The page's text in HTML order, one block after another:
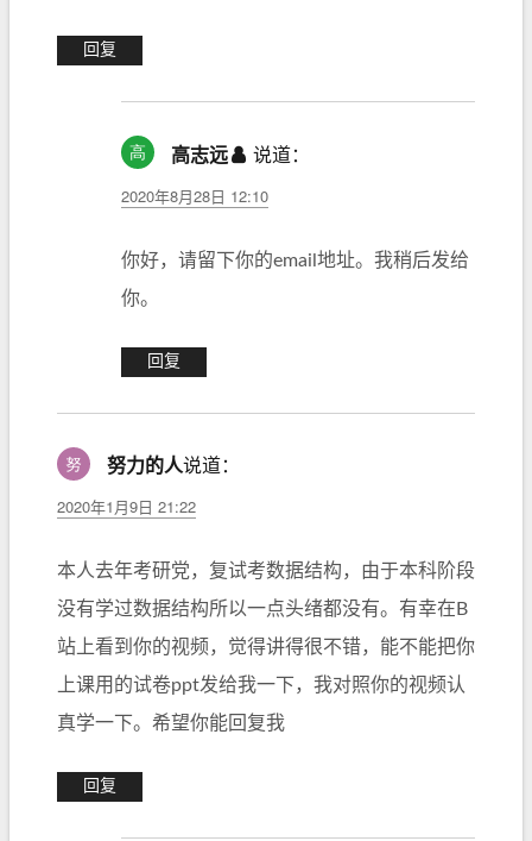
回复
高志远 说道：
2020年8月28日 12:10
你好，请留下你的email地址。我稍后发给
你。
回复
努力的人说道：
2020年1月9日 21:22
本人去年考研党，复试考数据结构，由于本科阶段
没有学过数据结构所以一点头绪都没有。有幸在B
站上看到你的视频，觉得讲得很不错，能不能把你
上课用的试卷ppt发给我一下，我对照你的视频认
真学一下。希望你能回复我
回复